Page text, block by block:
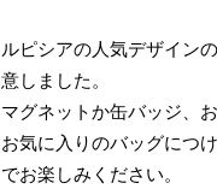
ルピシアの人気デザイン
意しました。
マグネットか缶バッジ、
お気に入りのバッグにつ
でお楽しみください。